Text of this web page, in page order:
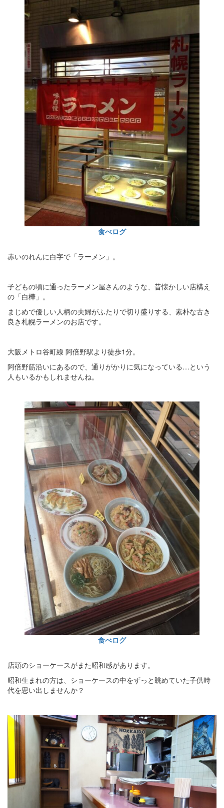
食べログ
赤いのれんに白字で「ラーメン」。
子どもの頃に通ったラーメン屋さんのような、昔懐かしい店構え
の「白樺」。
まじめで優しい人柄の夫婦がふたりで切り盛りする、素朴な古き
良き札幌ラーメンのお店です。
大阪メトロ谷町線 阿倍野駅より徒歩1分。
阿倍野筋沿いにあるので、通りがかりに気になっている…という
人もいるかもしれませんね。
食べログ
店頭のショーケースがまた昭和感があります。
昭和生まれの方は、ショーケースの中をずっと眺めていた子供時
代を思い出しませんか？